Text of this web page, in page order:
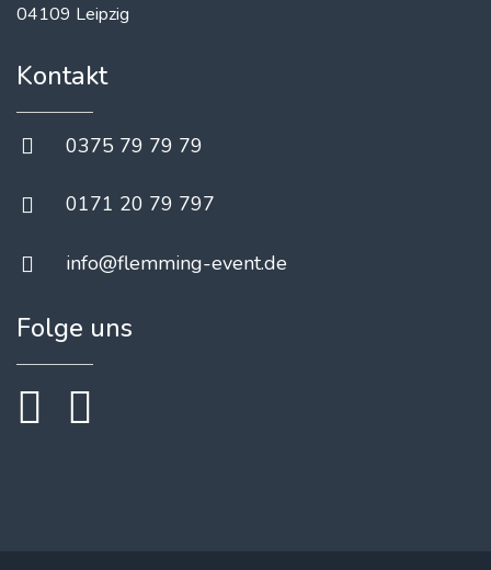
04109 Leipzig
Kontakt
0375 79 79 79
0171 20 79 797
info@flemming-event.de
Folge uns